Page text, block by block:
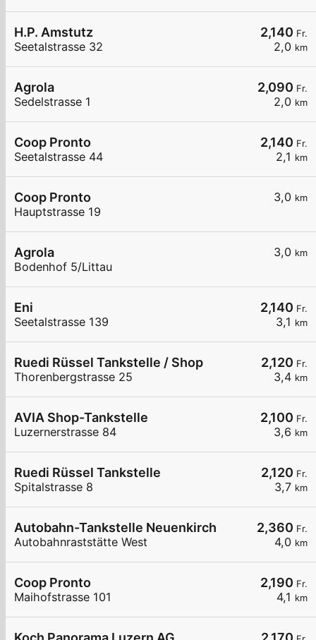
2,140 Fr.
2,0 km
H.P. Amstutz
Seetalstrasse 32
2,090 Fr.
2,0 km
Agrola
Sedelstrasse 1
2,140 Fr.
2,1 km
Coop Pronto
Seetalstrasse 44
3,0 km
Coop Pronto
Hauptstrasse 19
3,0 km
Agrola
Bodenhof 5/Littau
2,140 Fr.
3,1 km
Eni
Seetalstrasse 139
2,120 Fr.
3,4 km
Ruedi Rüssel Tankstelle / Shop
Thorenbergstrasse 25
2,100 Fr.
3,6 km
AVIA Shop-Tankstelle
Luzernerstrasse 84
2,120 Fr.
3,7 km
Ruedi Rüssel Tankstelle
Spitalstrasse 8
2,360 Fr.
4,0 km
Autobahn-Tankstelle Neuenkirch
Autobahnraststätte West
2,190 Fr.
4,1 km
Coop Pronto
Maihofstrasse 101